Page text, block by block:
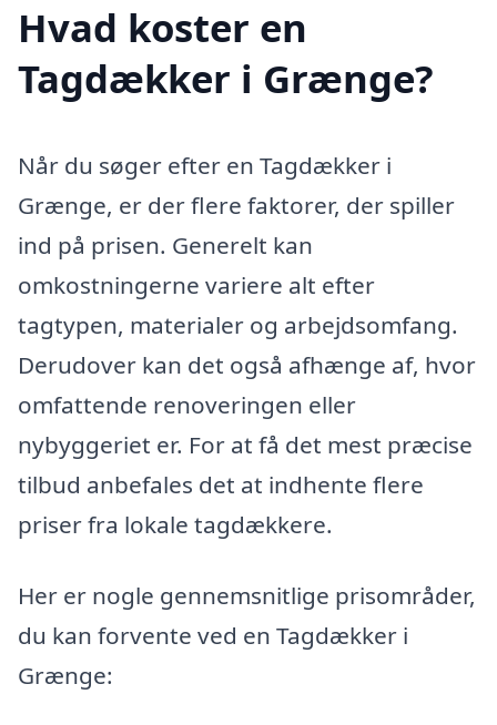
Hvad koster en
Tagdækker i Grænge?
Når du søger efter en Tagdækker i
Grænge, er der flere faktorer, der spiller
ind på prisen. Generelt kan
omkostningerne variere alt efter
tagtypen, materialer og arbejdsomfang.
Derudover kan det også afhænge af, hvor
omfattende renoveringen eller
nybyggeriet er. For at få det mest præcise
tilbud anbefales det at indhente flere
priser fra lokale tagdækkere.
Her er nogle gennemsnitlige prisområder,
du kan forvente ved en Tagdækker i
Grænge: